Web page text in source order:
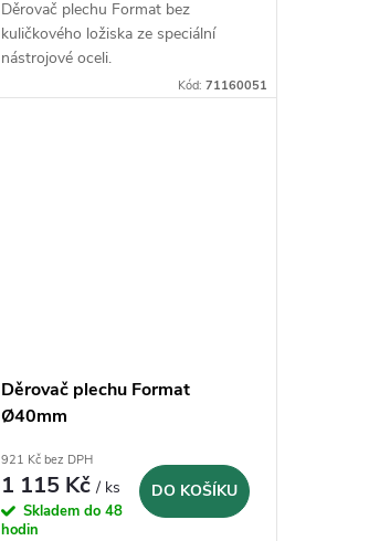
Děrovač plechu Format bez
kuličkového ložiska ze speciální
nástrojové oceli.
Kód: 71160051
Děrovač plechu Format
Ø40mm
921 Kč bez DPH
1 115 Kč/ ks
Skladem do 48
hodin
DO KOŠÍKU